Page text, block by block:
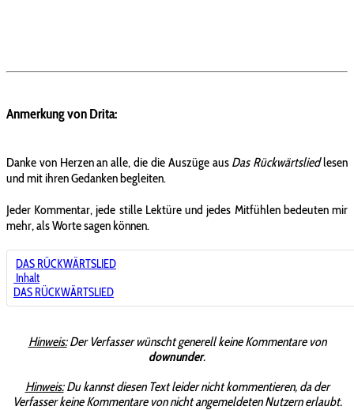
Anmerkung von Drita:
Danke von Herzen an alle, die die Auszüge aus Das Rückwärtsliedlesen
und mit ihren Gedanken begleiten.
Jeder Kommentar, jede stille Lektüre und jedes Mitfühlen bedeuten mir
mehr, als Worte sagen können.
DAS RÜCKWÄRTSLIED
Inhalt
DAS RÜCKWÄRTSLIED
Hinweis:Der Verfasser wünscht generell keine Kommentare von
downunder.
Hinweis:Du kannst diesen Text leider nicht kommentieren, da der
Verfasser keine Kommentare von nicht angemeldeten Nutzern erlaubt.